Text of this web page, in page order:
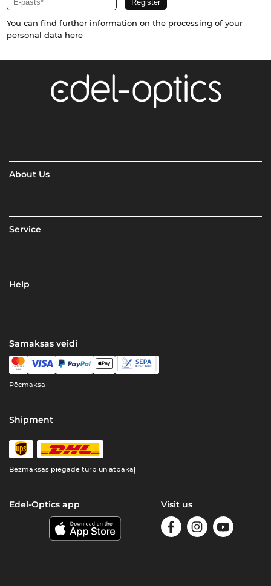
You can find further information on the processing of your
personal data here
About Us
Service
Help
Samaksas veidi
Pēcmaksa
Shipment
Bezmaksas piegāde turp un atpakaļ
Edel-Optics app Visit us